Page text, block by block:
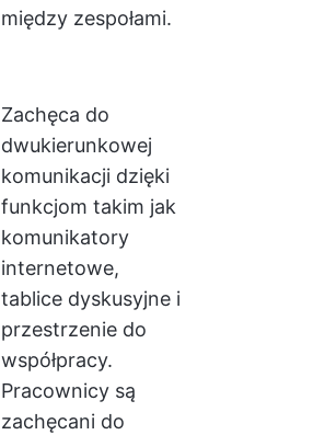
między zespołami.
Zachęca do
dwukierunkowej
komunikacji dzięki
funkcjom takim jak
komunikatory
internetowe,
tablice dyskusyjne i
przestrzenie do
współpracy.
Pracownicy są
zachęcani do